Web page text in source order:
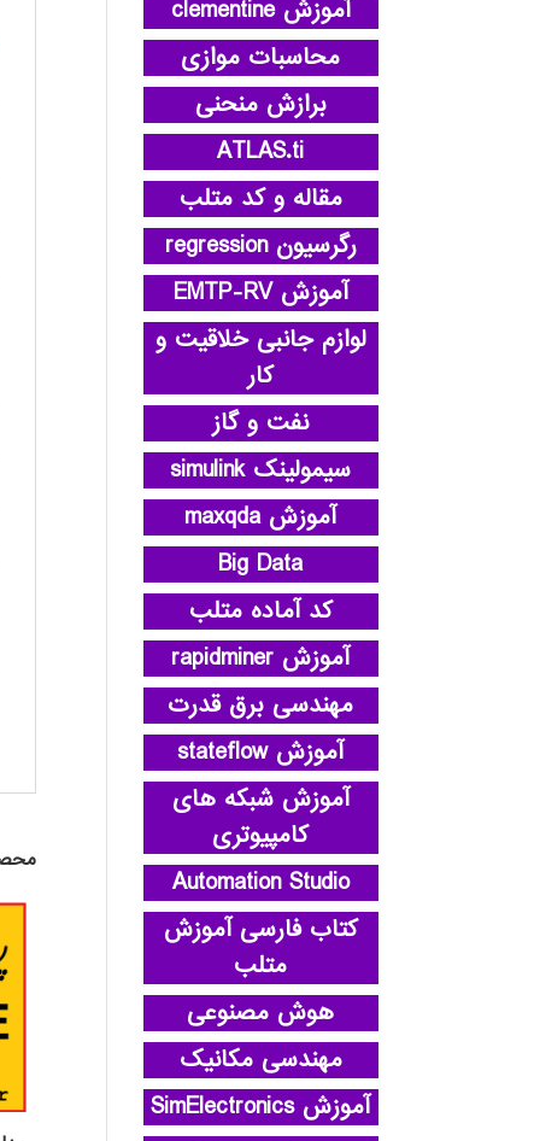
آموزش clementine
محاسبات موازی
برازش منحنی
ATLAS.ti
مقاله و کد متلب
رگرسیون regression
آموزش EMTP-RV
لوازم جانبی خلاقیت و
کار
نفت و گاز
سیمولینک simulink
آموزش maxqda
Big Data
کد آماده متلب
آموزش rapidminer
مهندسی برق قدرت
آموزش stateflow
آموزش شبکه های
کامپیوتری
Automation Studio
کتاب فارسی آموزش
متلب
هوش مصنوعی
مهندسی مکانیک
آموزش SimElectronics